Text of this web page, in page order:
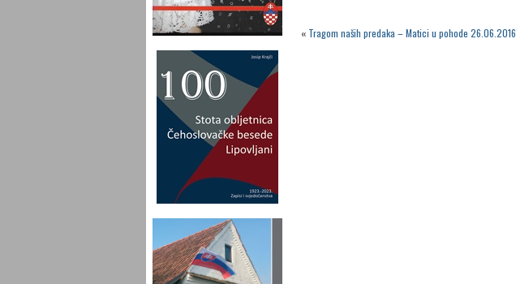
« Tragom naših predaka – Matici u pohode 26.06.2016